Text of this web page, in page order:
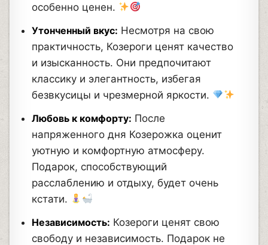
особенно ценен.
Утонченный вкус: Несмотря на свою
практичность, Козероги ценят качество
и изысканность. Они предпочитают
классику и элегантность, избегая
безвкусицы и чрезмерной яркости.
Любовь к комфорту: После
напряженного дня Козерожка оценит
уютную и комфортную атмосферу.
Подарок, способствующий
расслаблению и отдыху, будет очень
кстати.
Независимость: Козероги ценят свою
свободу и независимость. Подарок не